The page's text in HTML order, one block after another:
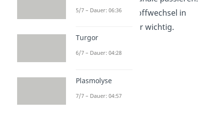
Sie sind für den Stoffwechsel in
unseren Zellen sehr wichtig.
5/7 – Dauer: 06:36
Turgor
6/7 – Dauer: 04:28
Plasmolyse
7/7 – Dauer: 04:57